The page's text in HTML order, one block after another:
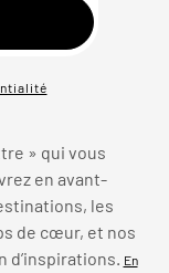
» qui vous
en avant-
les
de cœur, et nos
d’inspirations. En